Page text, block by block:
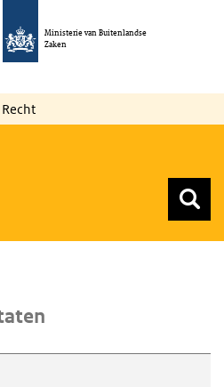
Ministerie van Buitenlandse
Zaken